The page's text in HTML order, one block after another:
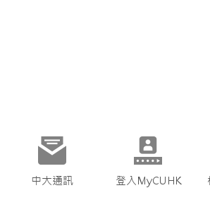
中大通訊 登入MyCUHK